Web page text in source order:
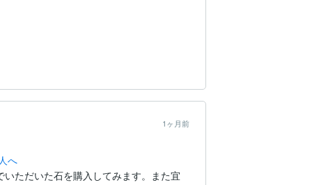
1ヶ月前
へ
ただいた石を購入してみます。また宜